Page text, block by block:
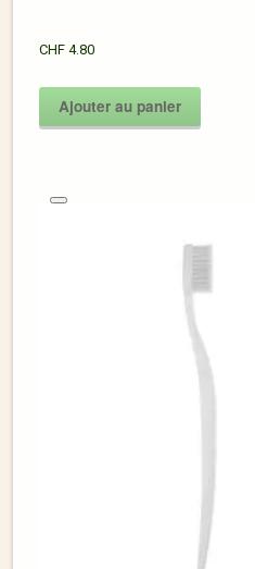
CHF 4.80
Ajouter au panier